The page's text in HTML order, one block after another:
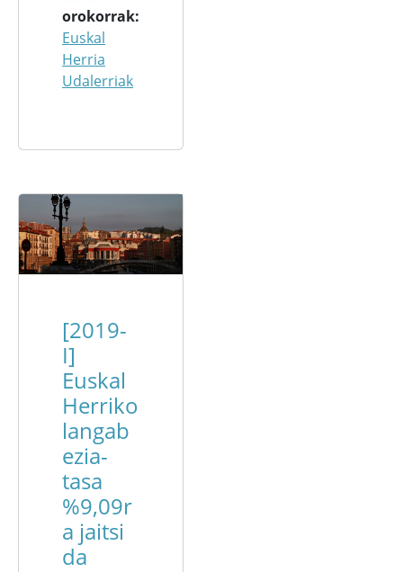
orokorrak
Euskal
Herria
Udalerriak
[2019-
I]
Euskal
Herriko
langab
ezia-
tasa
%9,09r
a jaitsi
da